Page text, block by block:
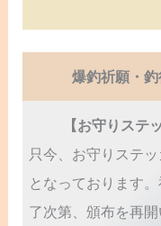
爆釣祈願・
【お守りステ
只今、お守りステ
となっております
了次第、頒布を再